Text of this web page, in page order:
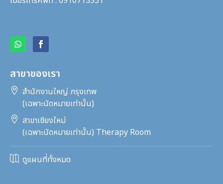
สาขาของเรา
 สำนักงานใหญ่ กรุงเทพ
(เฉพาะนัดหมายเท่านั้น)
 สาขาเชียงใหม่
(เฉพาะนัดหมายเท่านั้น) Therapy Room
 ดูแผนที่ทั้งหมด